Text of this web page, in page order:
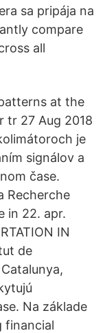
sa pripája na
compare
all
at the
tr 27 Aug 2018
je
signálov a
čase.
Recherche
in 22. apr.
IN
de
Na základe
financial